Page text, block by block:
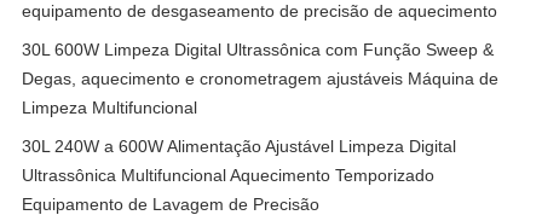
equipamento de desgaseamento de precisão de aquecimento
30L 600W Limpeza Digital Ultrassônica com Função Sweep &
Degas, aquecimento e cronometragem ajustáveis Máquina de
Limpeza Multifuncional
30L 240W a 600W Alimentação Ajustável Limpeza Digital
Ultrassônica Multifuncional Aquecimento Temporizado
Equipamento de Lavagem de Precisão